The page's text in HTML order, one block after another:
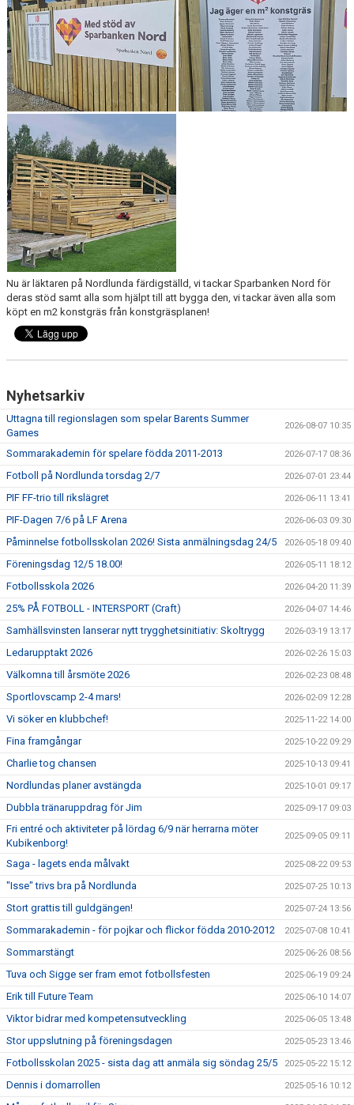
KONTAKT
DOKUMENT / RIKTLINJER / UTBILDNING
Nu är läktaren på Nordlunda färdigställd, vi tackar Sparbanken Nord för
deras stöd samt alla som hjälpt till att bygga den, vi tackar även alla som
köpt en m2 konstgräs från konstgräsplanen!
Nyhetsarkiv
Uttagna till regionslagen som spelar Barents Summer
Games
2026-08-07 10:35
Sommarakademin för spelare födda 2011-2013 2026-07-17 08:36
Fotboll på Nordlunda torsdag 2/7 2026-07-01 23:44
PIF FF-trio till rikslägret 2026-06-11 13:41
PIF-Dagen 7/6 på LF Arena 2026-06-03 09:30
Påminnelse fotbollsskolan 2026! Sista anmälningsdag 24/5 2026-05-18 09:40
Föreningsdag 12/5 18.00! 2026-05-11 18:12
Fotbollsskola 2026 2026-04-20 11:39
25% PÅ FOTBOLL - INTERSPORT (Craft) 2026-04-07 14:46
Samhällsvinsten lanserar nytt trygghetsinitiativ: Skoltrygg 2026-03-19 13:17
Ledarupptakt 2026 2026-02-26 15:03
Välkomna till årsmöte 2026 2026-02-23 08:48
Sportlovscamp 2-4 mars! 2026-02-09 12:28
Vi söker en klubbchef! 2025-11-22 14:00
Fina framgångar 2025-10-22 09:29
Charlie tog chansen 2025-10-13 09:41
Nordlundas planer avstängda 2025-10-01 09:17
Dubbla tränaruppdrag för Jim 2025-09-17 09:03
Fri entré och aktiviteter på lördag 6/9 när herrarna möter
Kubikenborg!
2025-09-05 09:11
Saga - lagets enda målvakt 2025-08-22 09:53
"Isse" trivs bra på Nordlunda 2025-07-25 10:13
Stort grattis till guldgängen! 2025-07-24 13:56
Sommarakademin - för pojkar och flickor födda 2010-2012 2025-07-08 10:41
Sommarstängt 2025-06-26 08:56
Tuva och Sigge ser fram emot fotbollsfesten 2025-06-19 09:24
Erik till Future Team 2025-06-10 14:07
Viktor bidrar med kompetensutveckling 2025-06-05 13:48
Stor uppslutning på föreningsdagen 2025-05-23 13:46
Fotbollsskolan 2025 - sista dag att anmäla sig söndag 25/5 2025-05-22 15:12
Dennis i domarrollen 2025-05-16 10:12